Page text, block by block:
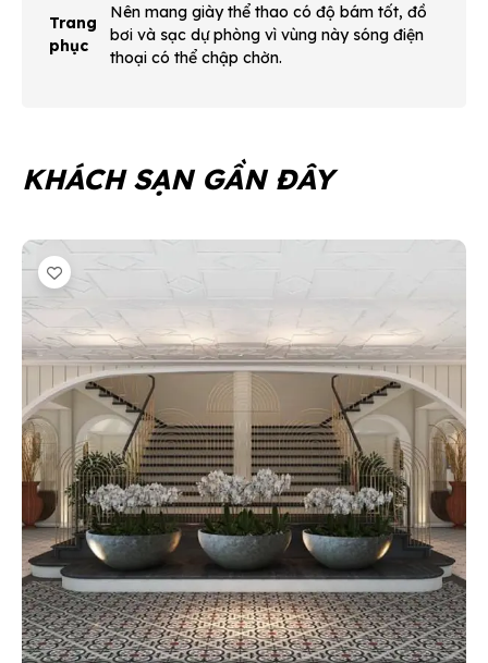
Trang
phục
Nên mang giày thể thao có độ bám tốt, đồ
bơi và sạc dự phòng vì vùng này sóng điện
thoại có thể chập chờn.
KHÁCH SẠN GẦN ĐÂY